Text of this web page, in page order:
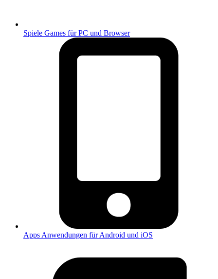
Spiele Games für PC und Browser
Apps Anwendungen für Android und iOS